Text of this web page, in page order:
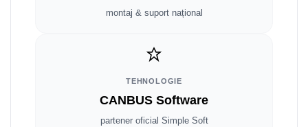
montaj & suport național
TEHNOLOGIE
CANBUS Software
partener oficial Simple Soft